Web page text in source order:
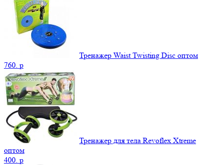
Тренажер Waist Twisting Disc оптом
760. p
Тренажер для тела Revoflex Xtreme
оптом
400. p